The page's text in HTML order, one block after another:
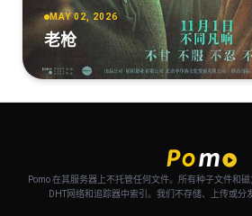
MAY 02, 2026
老枪
Pomo 在其服务器上不托管任何文件。所有种子文件和
DHT网络和追踪器中索引。我们不存储、上传或分